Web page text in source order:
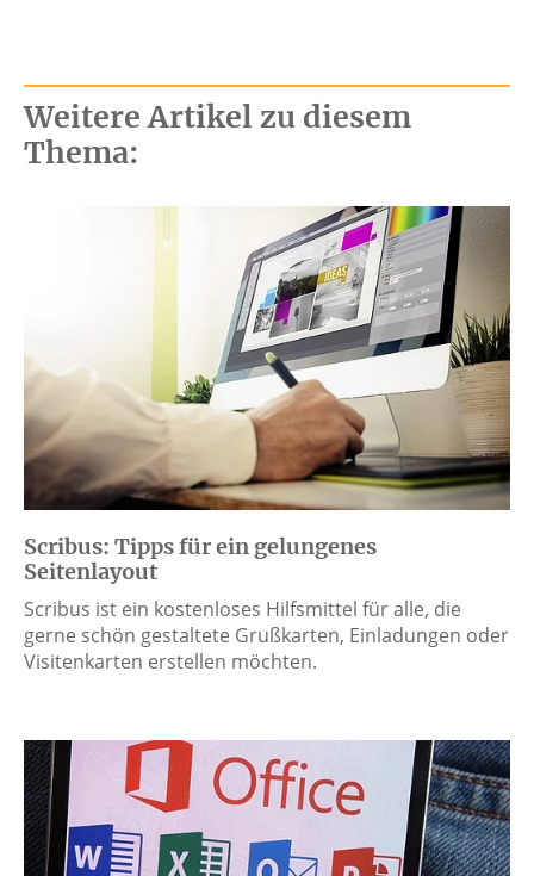
Weitere Artikel zu diesem
Thema:
Scribus: Tipps für ein gelungenes
Seitenlayout
Scribus ist ein kostenloses Hilfsmittel für alle, die
gerne schön gestaltete Grußkarten, Einladungen oder
Visitenkarten erstellen möchten.